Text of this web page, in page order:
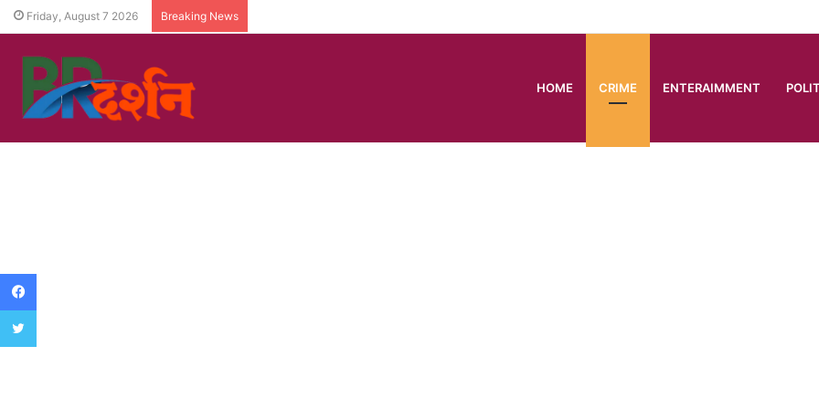
Friday, August 7 2026 Breaking News
HOME CRIME ENTERAIMMENT